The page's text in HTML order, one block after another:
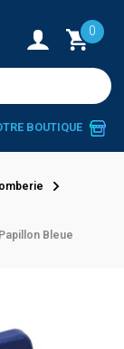
0
BOUTIQUE
Bleue